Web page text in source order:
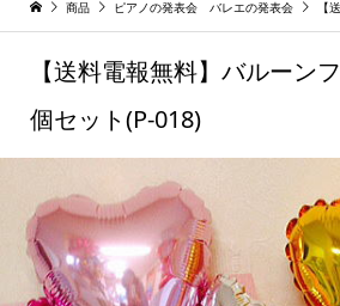
商品 ピアノの発表会 バレエの発表会 【送
【送料電報無料】バルー
個セット(P-018)